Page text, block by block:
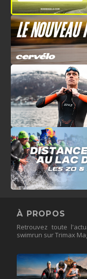
À PROPOS
Retrouvez toute
swimrun sur Trimax